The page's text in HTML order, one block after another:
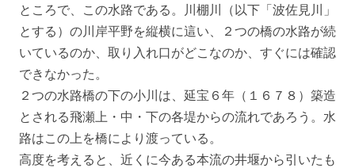
ところで、この水路である。川棚川（以下「波佐見川」
とする）の川岸平野を縦横に這い、２つの橋の水路が続
いているのか、取り入れ口がどこなのか、すぐには確認
できなかった。
２つの水路橋の下の小川は、延宝６年（１６７８）築造
とされる飛瀬上・中・下の各堤からの流れであろう。水
路はこの上を橋により渡っている。
高度を考えると、近くに今ある本流の井堰から引いたも